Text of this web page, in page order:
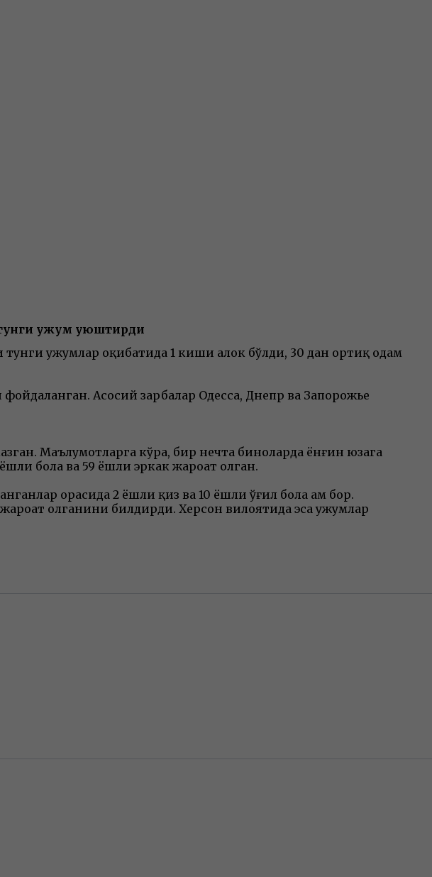
ҳужум уюштирди
ҳужумлар оқибатида 1 киши ҳалок бўлди, 30 дан ортиқ одам
Асосий зарбалар Одесса, Днепр ва Запорожье
Маълумотларга кўра, бир нечта биноларда ёнғин юзага
бола ва 59 ёшли эркак жароҳат олган.
орасида 2 ёшли қиз ва 10 ёшли ўғил бола ҳам бор.
олганини билдирди. Херсон вилоятида эса ҳужумлар